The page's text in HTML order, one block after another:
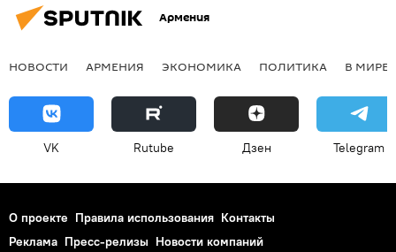
Армения
НОВОСТИ АРМЕНИЯ ЭКОНОМИКА ПОЛИТИКА В МИРЕ
VK Rutube Дзен Telegram
О проекте Правила использования Контакты
Реклама Пресс-релизы Новости компаний